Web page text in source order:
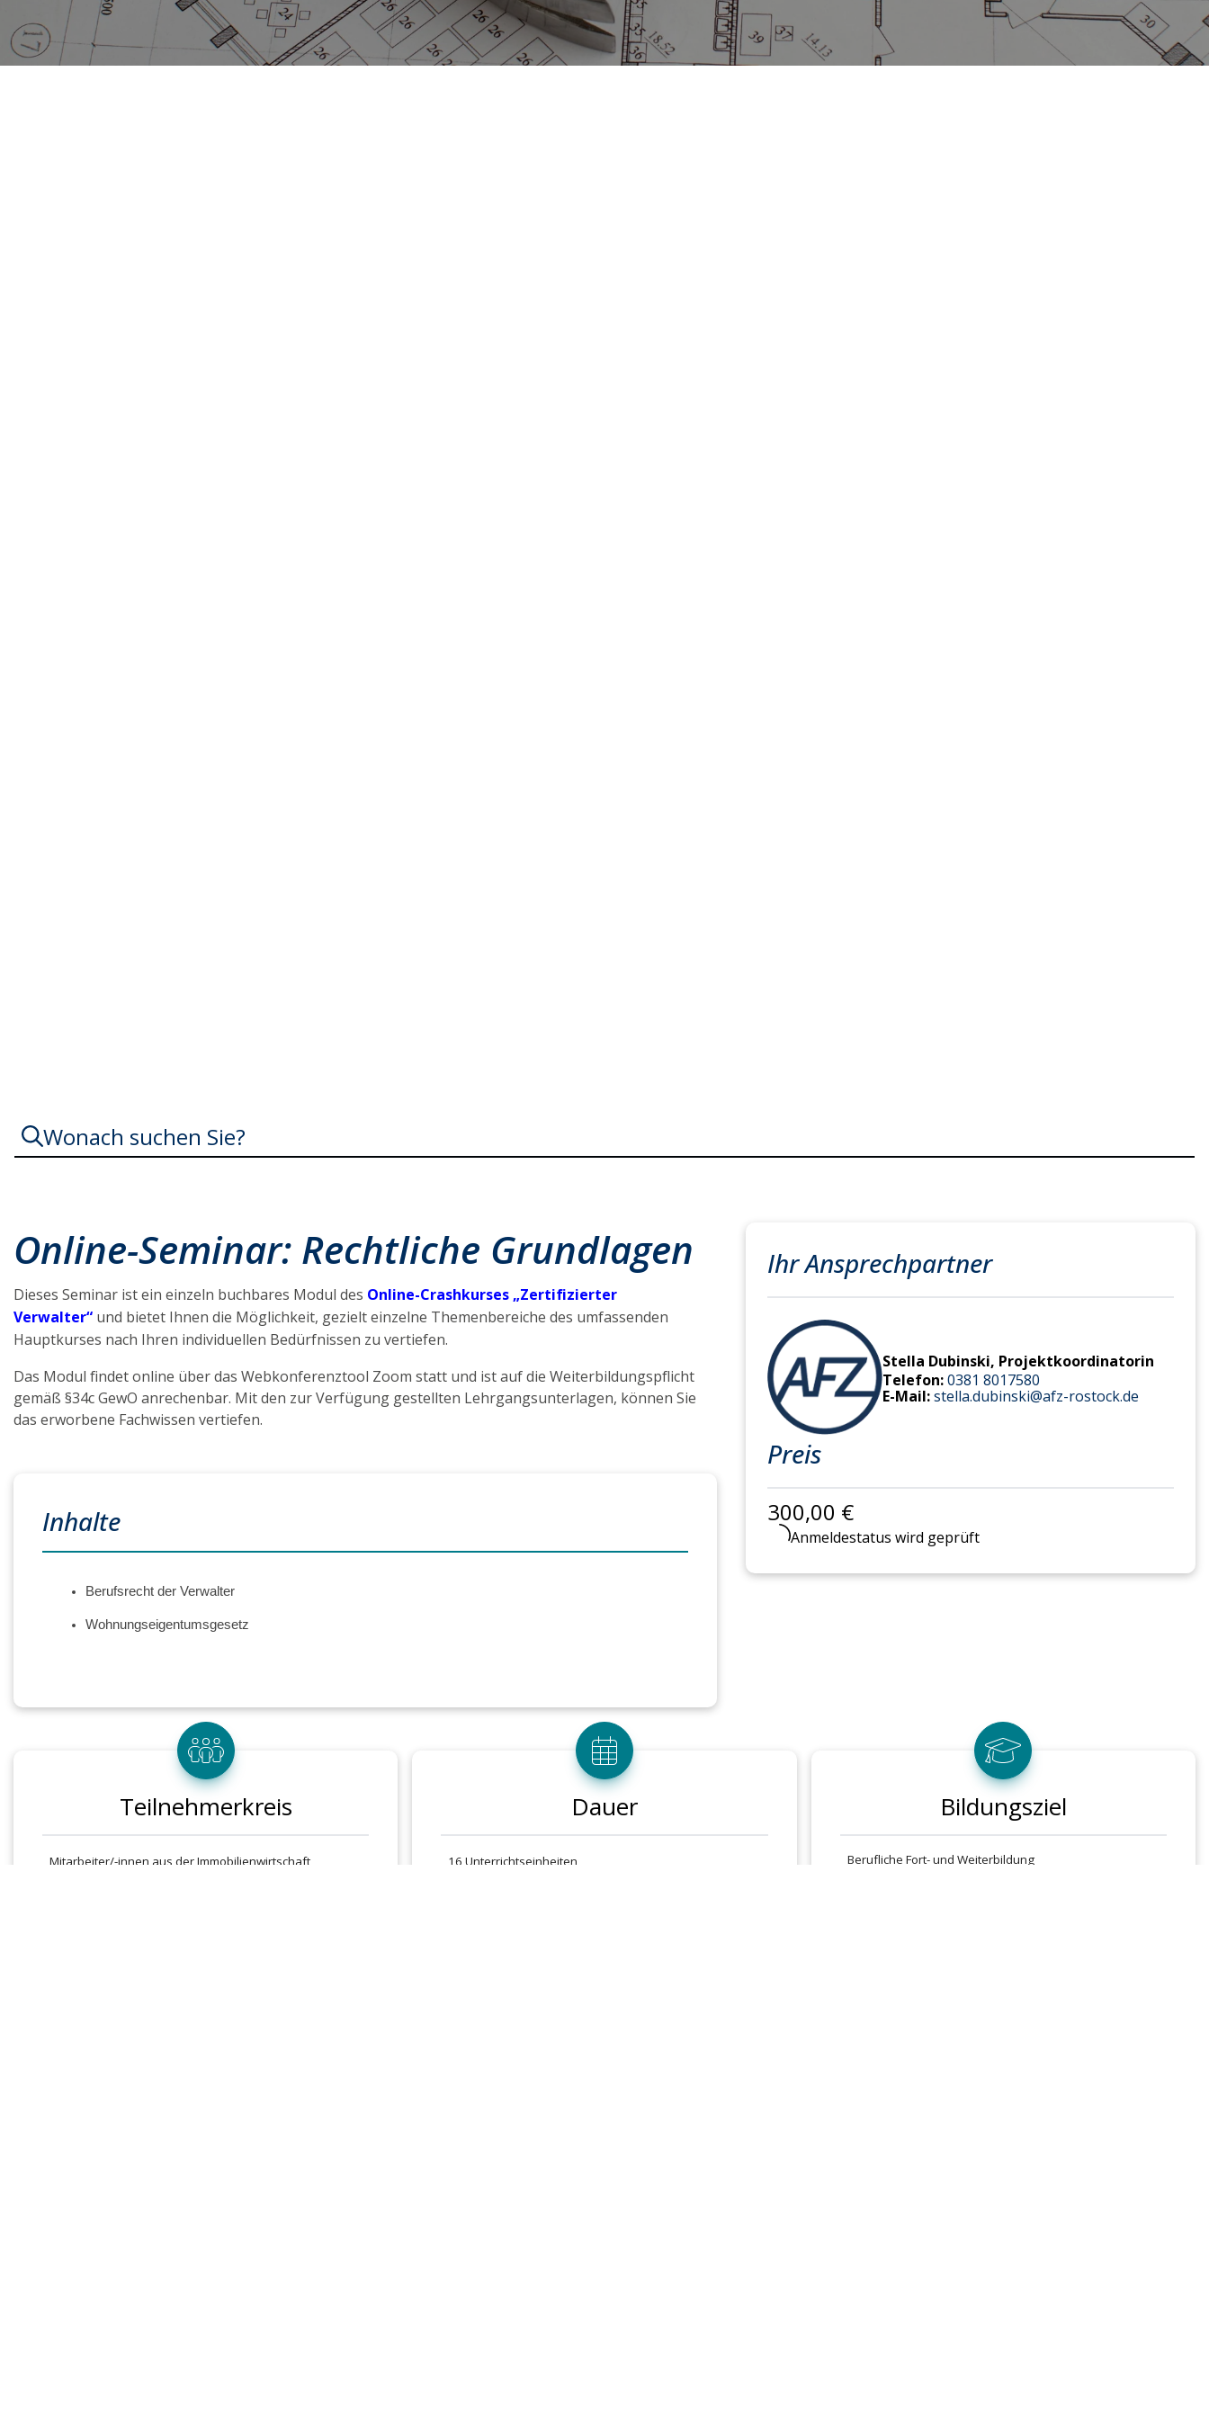
Wonach suchen Sie?
Online-Seminar: Rechtliche Grundlagen
Dieses Seminar ist ein einzeln buchbares Modul des Online-Crashkurses „Zertifizierter
Verwalter“ und bietet Ihnen die Möglichkeit, gezielt einzelne Themenbereiche des umfassenden
Hauptkurses nach Ihren individuellen Bedürfnissen zu vertiefen.
Das Modul findet online über das Webkonferenztool Zoom statt und ist auf die Weiterbildungspflicht
gemäß §34c GewO anrechenbar. Mit den zur Verfügung gestellten Lehrgangsunterlagen, können Sie
das erworbene Fachwissen vertiefen.
Inhalte
Berufsrecht der Verwalter
Wohnungseigentumsgesetz
Ihr Ansprechpartner
Stella Dubinski, Projektkoordinatorin
Telefon:0381 8017580
E-Mail:stella.dubinski@afz-rostock.de
Preis
300,00 €
Anmeldestatus wird geprüft
Teilnehmerkreis
Mitarbeiter/-innen aus der Immobilienwirtschaft,
Dauer
16 Unterrichtseinheiten
Bildungsziel
Berufliche Fort- und Weiterbildung